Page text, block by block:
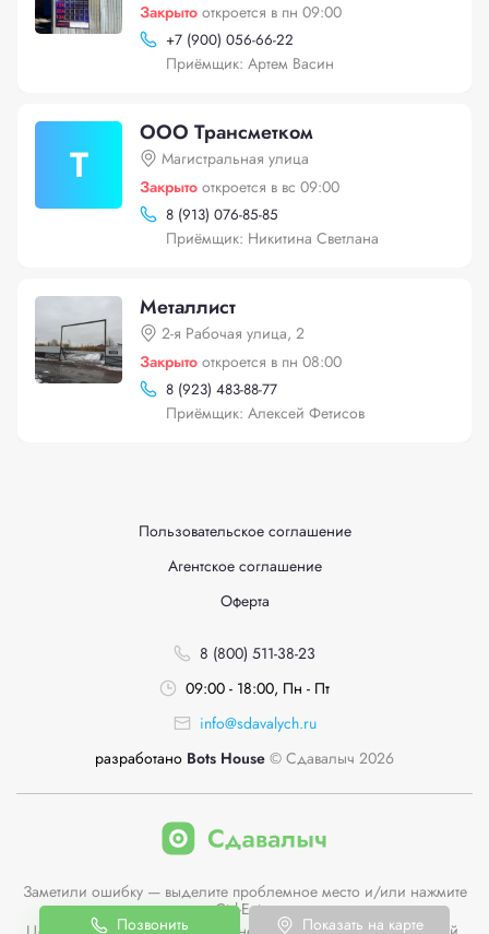
Позвонить Показать на карте
Закрыто откроется в пн 09:00
+7 (900) 056-66-22
Приёмщик: Артем Васин
Т
ООО Трансметком
Магистральная улица
Закрыто откроется в вс 09:00
8 (913) 076-85-85
Приёмщик: Никитина Светлана
Металлист
2-я Рабочая улица, 2
Закрыто откроется в пн 08:00
8 (923) 483-88-77
Приёмщик: Алексей Фетисов
Пользовательское соглашение
Агентское соглашение
Оферта
8 (800) 511-38-23
09:00 - 18:00, Пн - Пт
info@sdavalych.ru
разработано Bots House © Сдавалыч 2026
Заметили ошибку — выделите проблемное место и/или нажмите
Ctrl-Enter